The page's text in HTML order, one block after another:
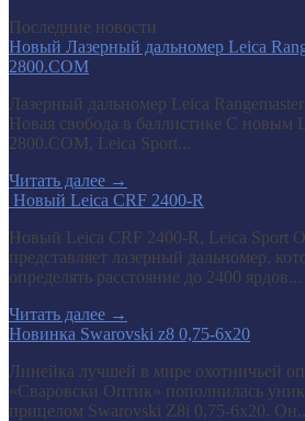
Последние новости
Новый Лазерный дальномер Leica
2800.COM
Лазерный дальномер Leica
Новая свобода в баллистике С новым
2800.COM, Leica Sport...
Читать далее →
​ Новый Leica CRF 2400-R
Новый Leica CRF 2400-R, Leica Sport
представляет лазерный дальномер,
определять расстояние до 2400 ярдов...
Читать далее →
Новинка Swarovski z8 0,75-6x20
Линейка лучшей в мире охотничьей
«Сваровски Оптик» пополнилась
прицелом Swarovski Z8i 0,75-6x20.